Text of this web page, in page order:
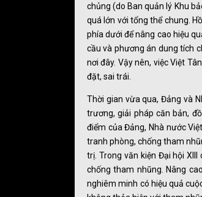
chủng (do Ban quản lý Khu
quá lớn với tổng thể chung.
phía dưới để nâng cao hiệu
cầu và phương án dung tích
nơi đây. Vậy nên, việc Việt
đặt, sai trái.
Thời gian vừa qua, Đảng và
trương, giải pháp căn bản,
điểm của Đảng, Nhà nước
tranh phòng, chống tham
trị. Trong văn kiện Đại hội
chống tham nhũng. Nâng
nghiêm minh có hiệu quả